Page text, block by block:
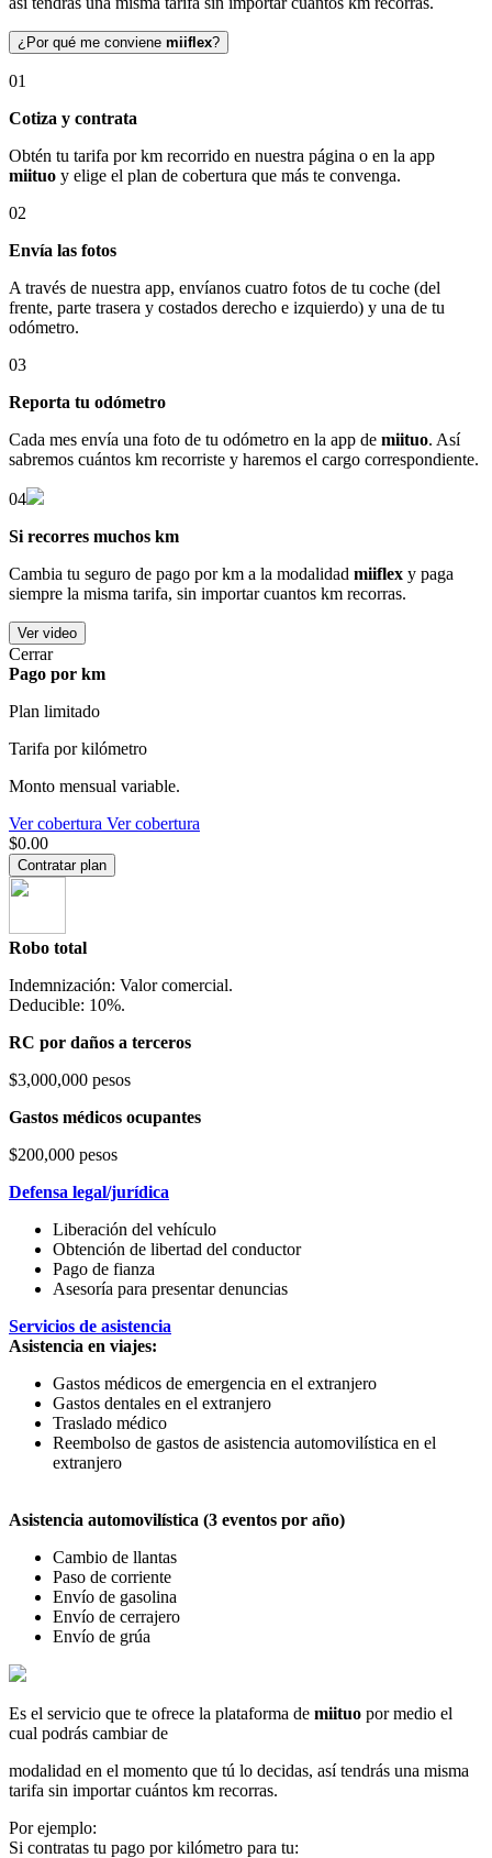
¿Por qué me conviene miiflex?
01
Cotiza y contrata
Obtén tu tarifa por km recorrido en nuestra página o en la app
miituo y elige el plan de cobertura que más te convenga.
02
Envía las fotos
A través de nuestra app, envíanos cuatro fotos de tu coche (del
frente, parte trasera y costados derecho e izquierdo) y una de tu
odómetro.
03
Reporta tu odómetro
Cada mes envía una foto de tu odómetro en la app de miituo. Así
sabremos cuántos km recorriste y haremos el cargo correspondiente.
04
Si recorres muchos km
Cambia tu seguro de pago por km a la modalidad miiflex y paga
siempre la misma tarifa, sin importar cuantos km recorras.
Ver video
Cerrar
Pago por km
Plan limitado
Tarifa por kilómetro
Monto mensual variable.
Ver cobertura Ver cobertura
$0.00
Contratar plan
Robo total
Indemnización: Valor comercial.
Deducible: 10%.
RC por daños a terceros
$3,000,000 pesos
Gastos médicos ocupantes
$200,000 pesos
Defensa legal/jurídica
Liberación del vehículo
Obtención de libertad del conductor
Pago de fianza
Asesoría para presentar denuncias
Servicios de asistencia
Asistencia en viajes:
Gastos médicos de emergencia en el extranjero
Gastos dentales en el extranjero
Traslado médico
Reembolso de gastos de asistencia automovilística en el
extranjero
Asistencia automovilística (3 eventos por año)
Cambio de llantas
Paso de corriente
Envío de gasolina
Envío de cerrajero
Envío de grúa
Es el servicio que te ofrece la plataforma de miituo por medio el
cual podrás cambiar de
modalidad en el momento que tú lo decidas, así tendrás una misma
tarifa sin importar cuántos km recorras.
Por ejemplo:
Si contratas tu pago por kilómetro para tu: